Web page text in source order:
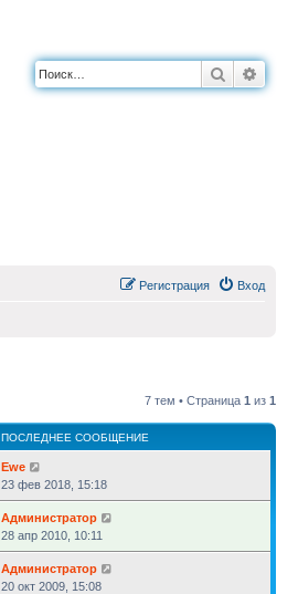
Поиск
Вход
Регистрация
7 тем • Страница 1 из 1
ПОСЛЕДНЕЕ СООБЩЕНИЕ
Ewe
23 фев 2018, 15:18
Администратор
28 апр 2010, 10:11
Администратор
20 окт 2009, 15:08